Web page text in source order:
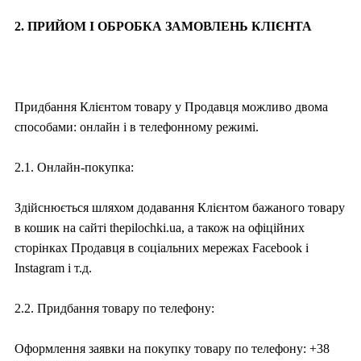
2. ПРИЙОМ І ОБРОБКА ЗАМОВЛЕНЬ КЛІЄНТА
Придбання Клієнтом товару у Продавця можливо двома
способами: онлайн і в телефонному режимі.
2.1. Онлайн-покупка:
Здійснюється шляхом додавання Клієнтом бажаного товару
в кошик на сайті thepilochki.ua, а також на офіційних
сторінках Продавця в соціальних мережах Facebook і
Instagram і т.д.
2.2. Придбання товару по телефону:
Оформлення заявки на покупку товару по телефону: +38